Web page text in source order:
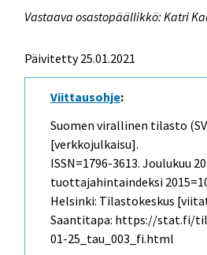
Vastaava osastopäällikkö: Katri
Päivitetty 25.01.2021
Viittausohje:
Suomen virallinen tilasto
[verkkojulkaisu].
ISSN=1796-3613.Joulukuu
tuottajahintaindeksi
Helsinki: Tilastokeskus
Saantitapa: https://stat.fi/
01-25_tau_003_fi.html